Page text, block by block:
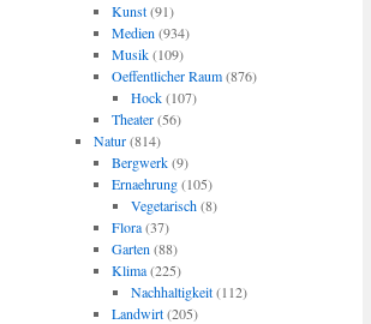
Kunst(91)
Medien (934)
Musik(109)
Oeffentlicher Raum(876)
Hock(107)
Theater(56)
Natur(814)
Bergwerk(9)
Ernaehrung(105)
Vegetarisch(8)
Flora(37)
Garten (88)
Klima(225)
Nachhaltigkeit(112)
Landwirt(205)